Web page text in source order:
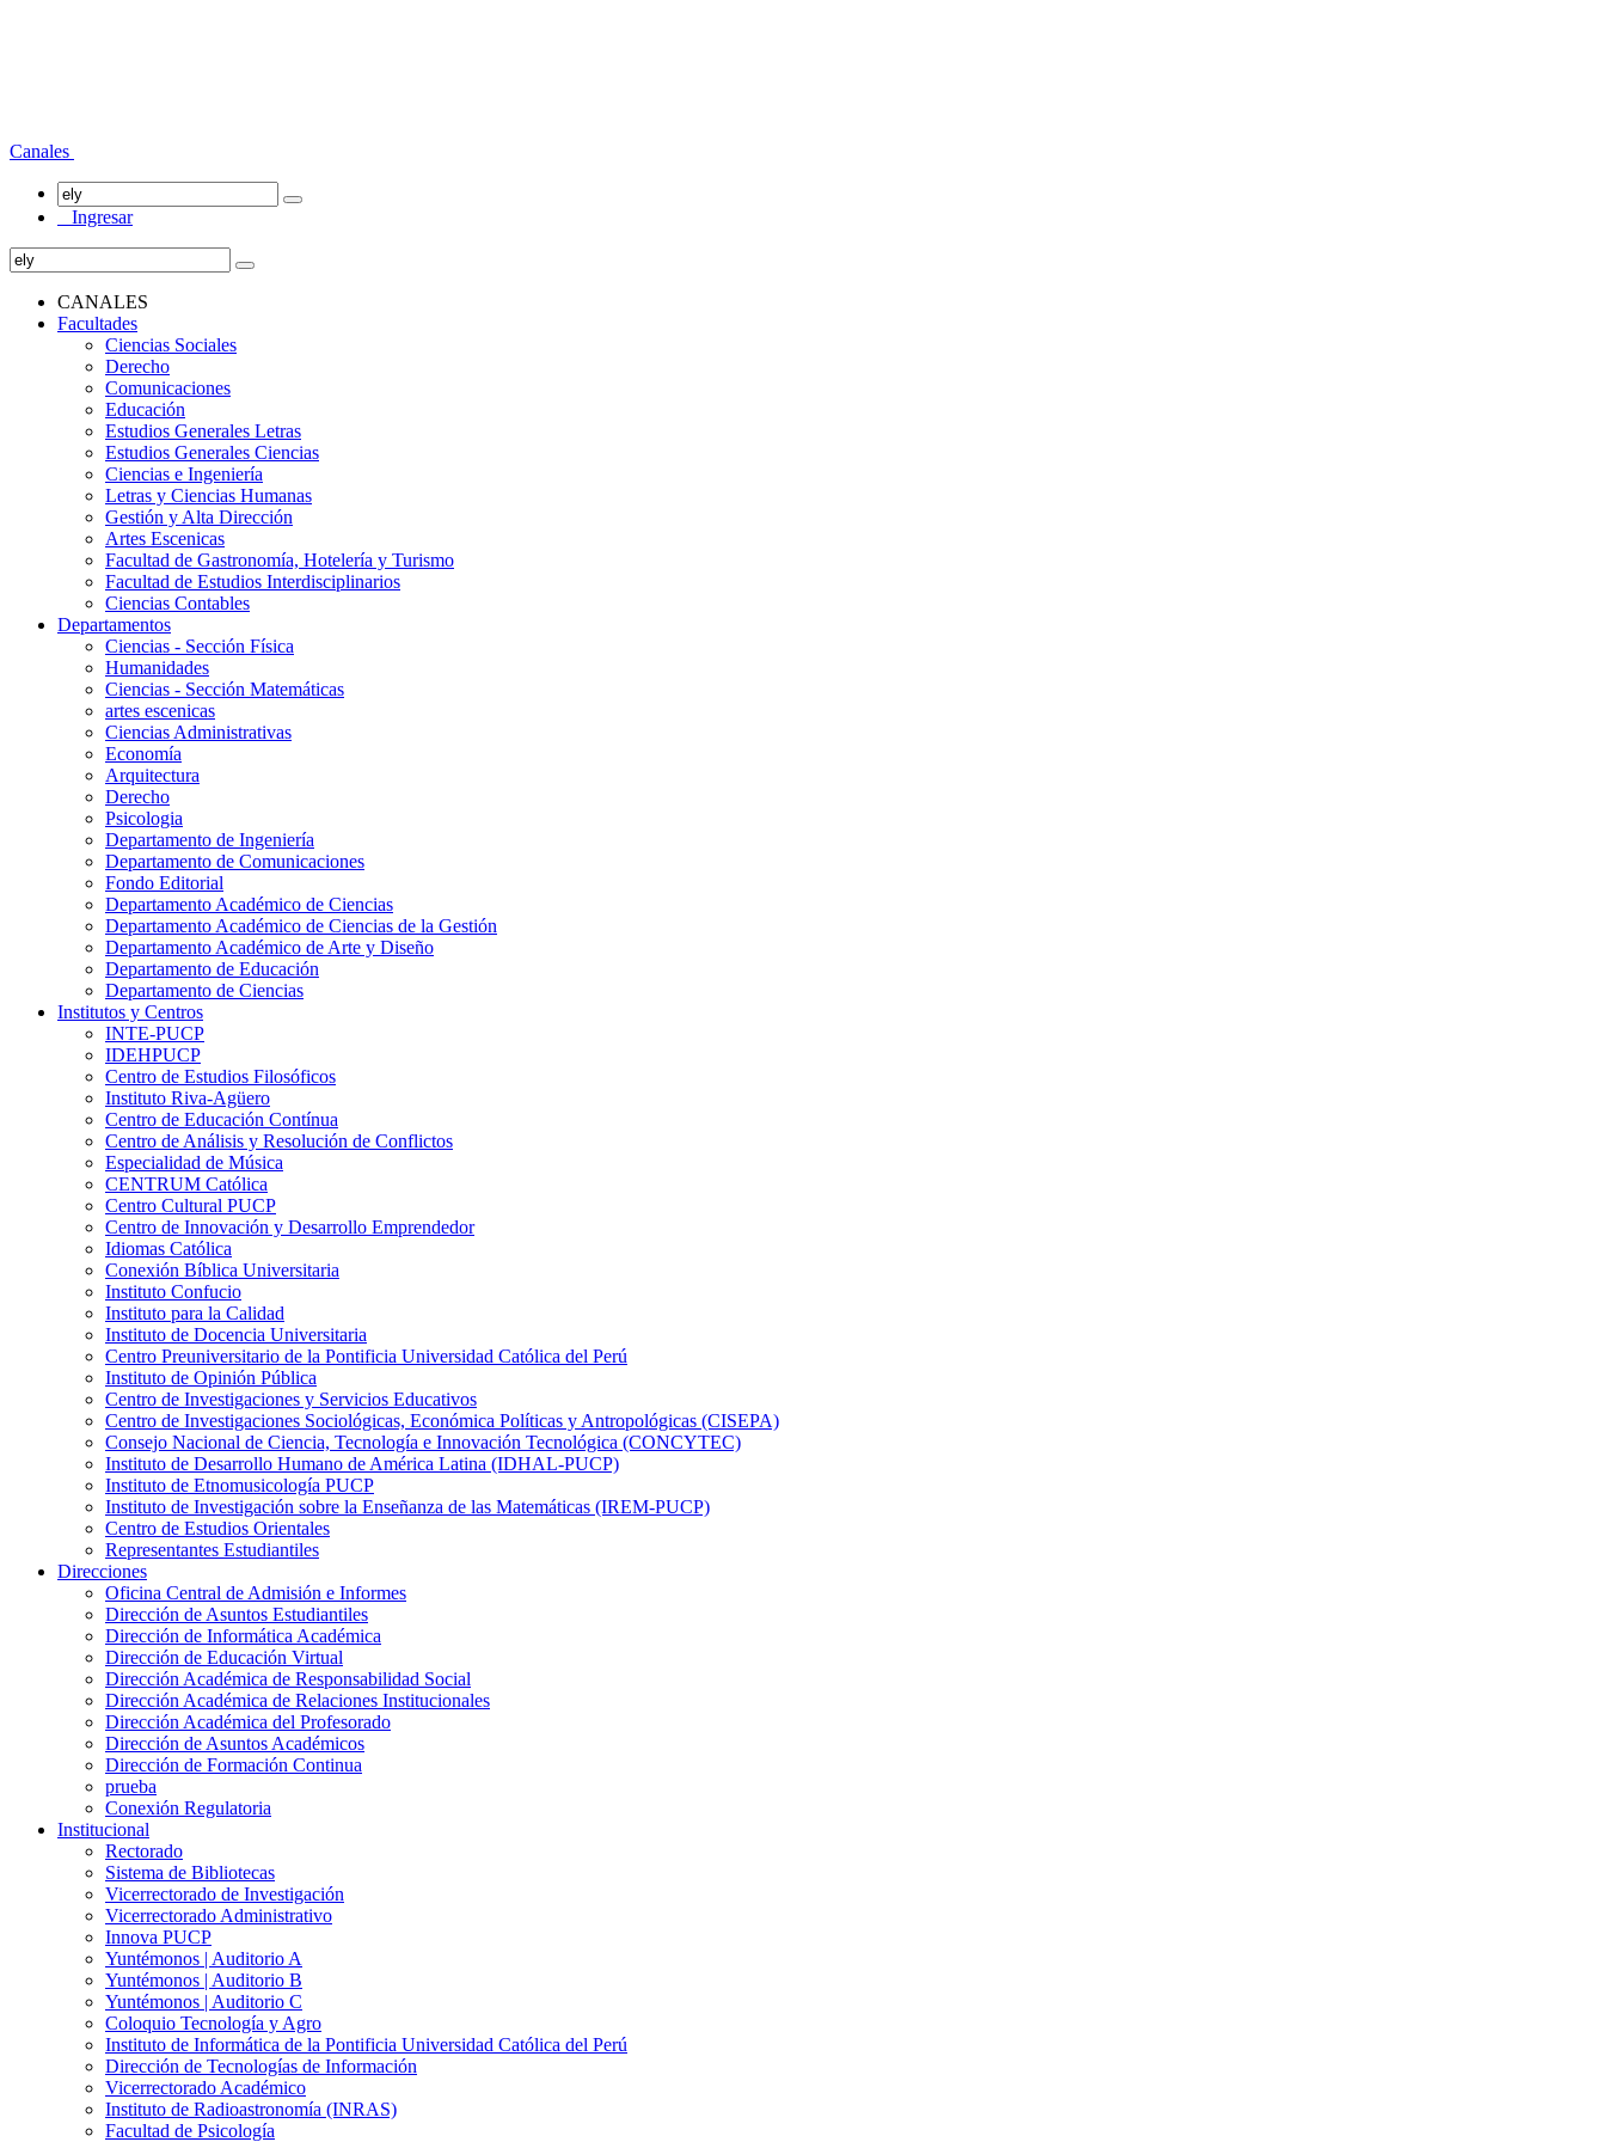
Canales
Ingresar
CANALES
Facultades
Ciencias Sociales
Derecho
Comunicaciones
Educación
Estudios Generales Letras
Estudios Generales Ciencias
Ciencias e Ingeniería
Letras y Ciencias Humanas
Gestión y Alta Dirección
Artes Escenicas
Facultad de Gastronomía, Hotelería y Turismo
Facultad de Estudios Interdisciplinarios
Ciencias Contables
Departamentos
Ciencias - Sección Física
Humanidades
Ciencias - Sección Matemáticas
artes escenicas
Ciencias Administrativas
Economía
Arquitectura
Derecho
Psicologia
Departamento de Ingeniería
Departamento de Comunicaciones
Fondo Editorial
Departamento Académico de Ciencias
Departamento Académico de Ciencias de la Gestión
Departamento Académico de Arte y Diseño
Departamento de Educación
Departamento de Ciencias
Institutos y Centros
INTE-PUCP
IDEHPUCP
Centro de Estudios Filosóficos
Instituto Riva-Agüero
Centro de Educación Contínua
Centro de Análisis y Resolución de Conflictos
Especialidad de Música
CENTRUM Católica
Centro Cultural PUCP
Centro de Innovación y Desarrollo Emprendedor
Idiomas Católica
Conexión Bíblica Universitaria
Instituto Confucio
Instituto para la Calidad
Instituto de Docencia Universitaria
Centro Preuniversitario de la Pontificia Universidad Católica del Perú
Instituto de Opinión Pública
Centro de Investigaciones y Servicios Educativos
Centro de Investigaciones Sociológicas, Económica Políticas y Antropológicas (CISEPA)
Consejo Nacional de Ciencia, Tecnología e Innovación Tecnológica (CONCYTEC)
Instituto de Desarrollo Humano de América Latina (IDHAL-PUCP)
Instituto de Etnomusicología PUCP
Instituto de Investigación sobre la Enseñanza de las Matemáticas (IREM-PUCP)
Centro de Estudios Orientales
Representantes Estudiantiles
Direcciones
Oficina Central de Admisión e Informes
Dirección de Asuntos Estudiantiles
Dirección de Informática Académica
Dirección de Educación Virtual
Dirección Académica de Responsabilidad Social
Dirección Académica de Relaciones Institucionales
Dirección Académica del Profesorado
Dirección de Asuntos Académicos
Dirección de Formación Continua
prueba
Conexión Regulatoria
Institucional
Rectorado
Sistema de Bibliotecas
Vicerrectorado de Investigación
Vicerrectorado Administrativo
Innova PUCP
Yuntémonos | Auditorio A
Yuntémonos | Auditorio B
Yuntémonos | Auditorio C
Coloquio Tecnología y Agro
Instituto de Informática de la Pontificia Universidad Católica del Perú
Dirección de Tecnologías de Información
Vicerrectorado Académico
Instituto de Radioastronomía (INRAS)
Facultad de Psicología